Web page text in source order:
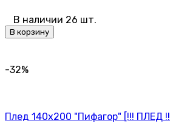
В наличии 26 шт.
В корзину
-32%
Плед 140х200 "Пифагор" [!!! ПЛЕД !!